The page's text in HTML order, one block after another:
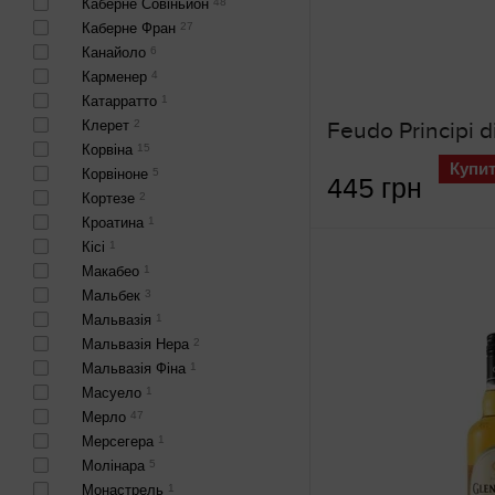
445 грн
Каберне Совіньйон
Каберне Фран 27
Канайоло 6
Карменер 4
Катарратто 1
Клерет 2
Корвіна 15
Корвіноне 5
Кортезе 2
Кроатина 1
Кісі 1
Макабео 1
Мальбек 3
Мальвазія 1
Мальвазія Нера 2
Мальвазія Фіна 1
Масуело 1
Мерло 47
Мерсегера 1
Молінара 5
Монастрель 1